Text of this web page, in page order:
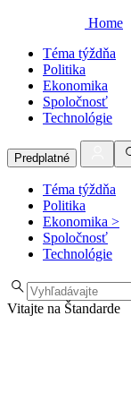
Home
Téma týždňa
Politika
Ekonomika
Spoločnosť
Technológie
Predplatné
Téma týždňa
Politika
Ekonomika >
Spoločnosť
Technológie
Vitajte na Štandarde